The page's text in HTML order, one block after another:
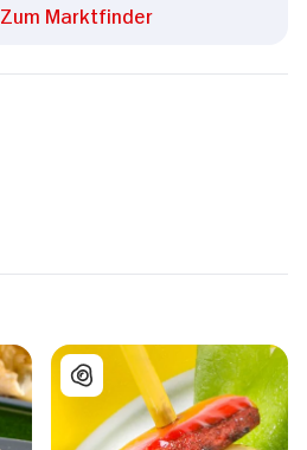
Zum Marktfinder